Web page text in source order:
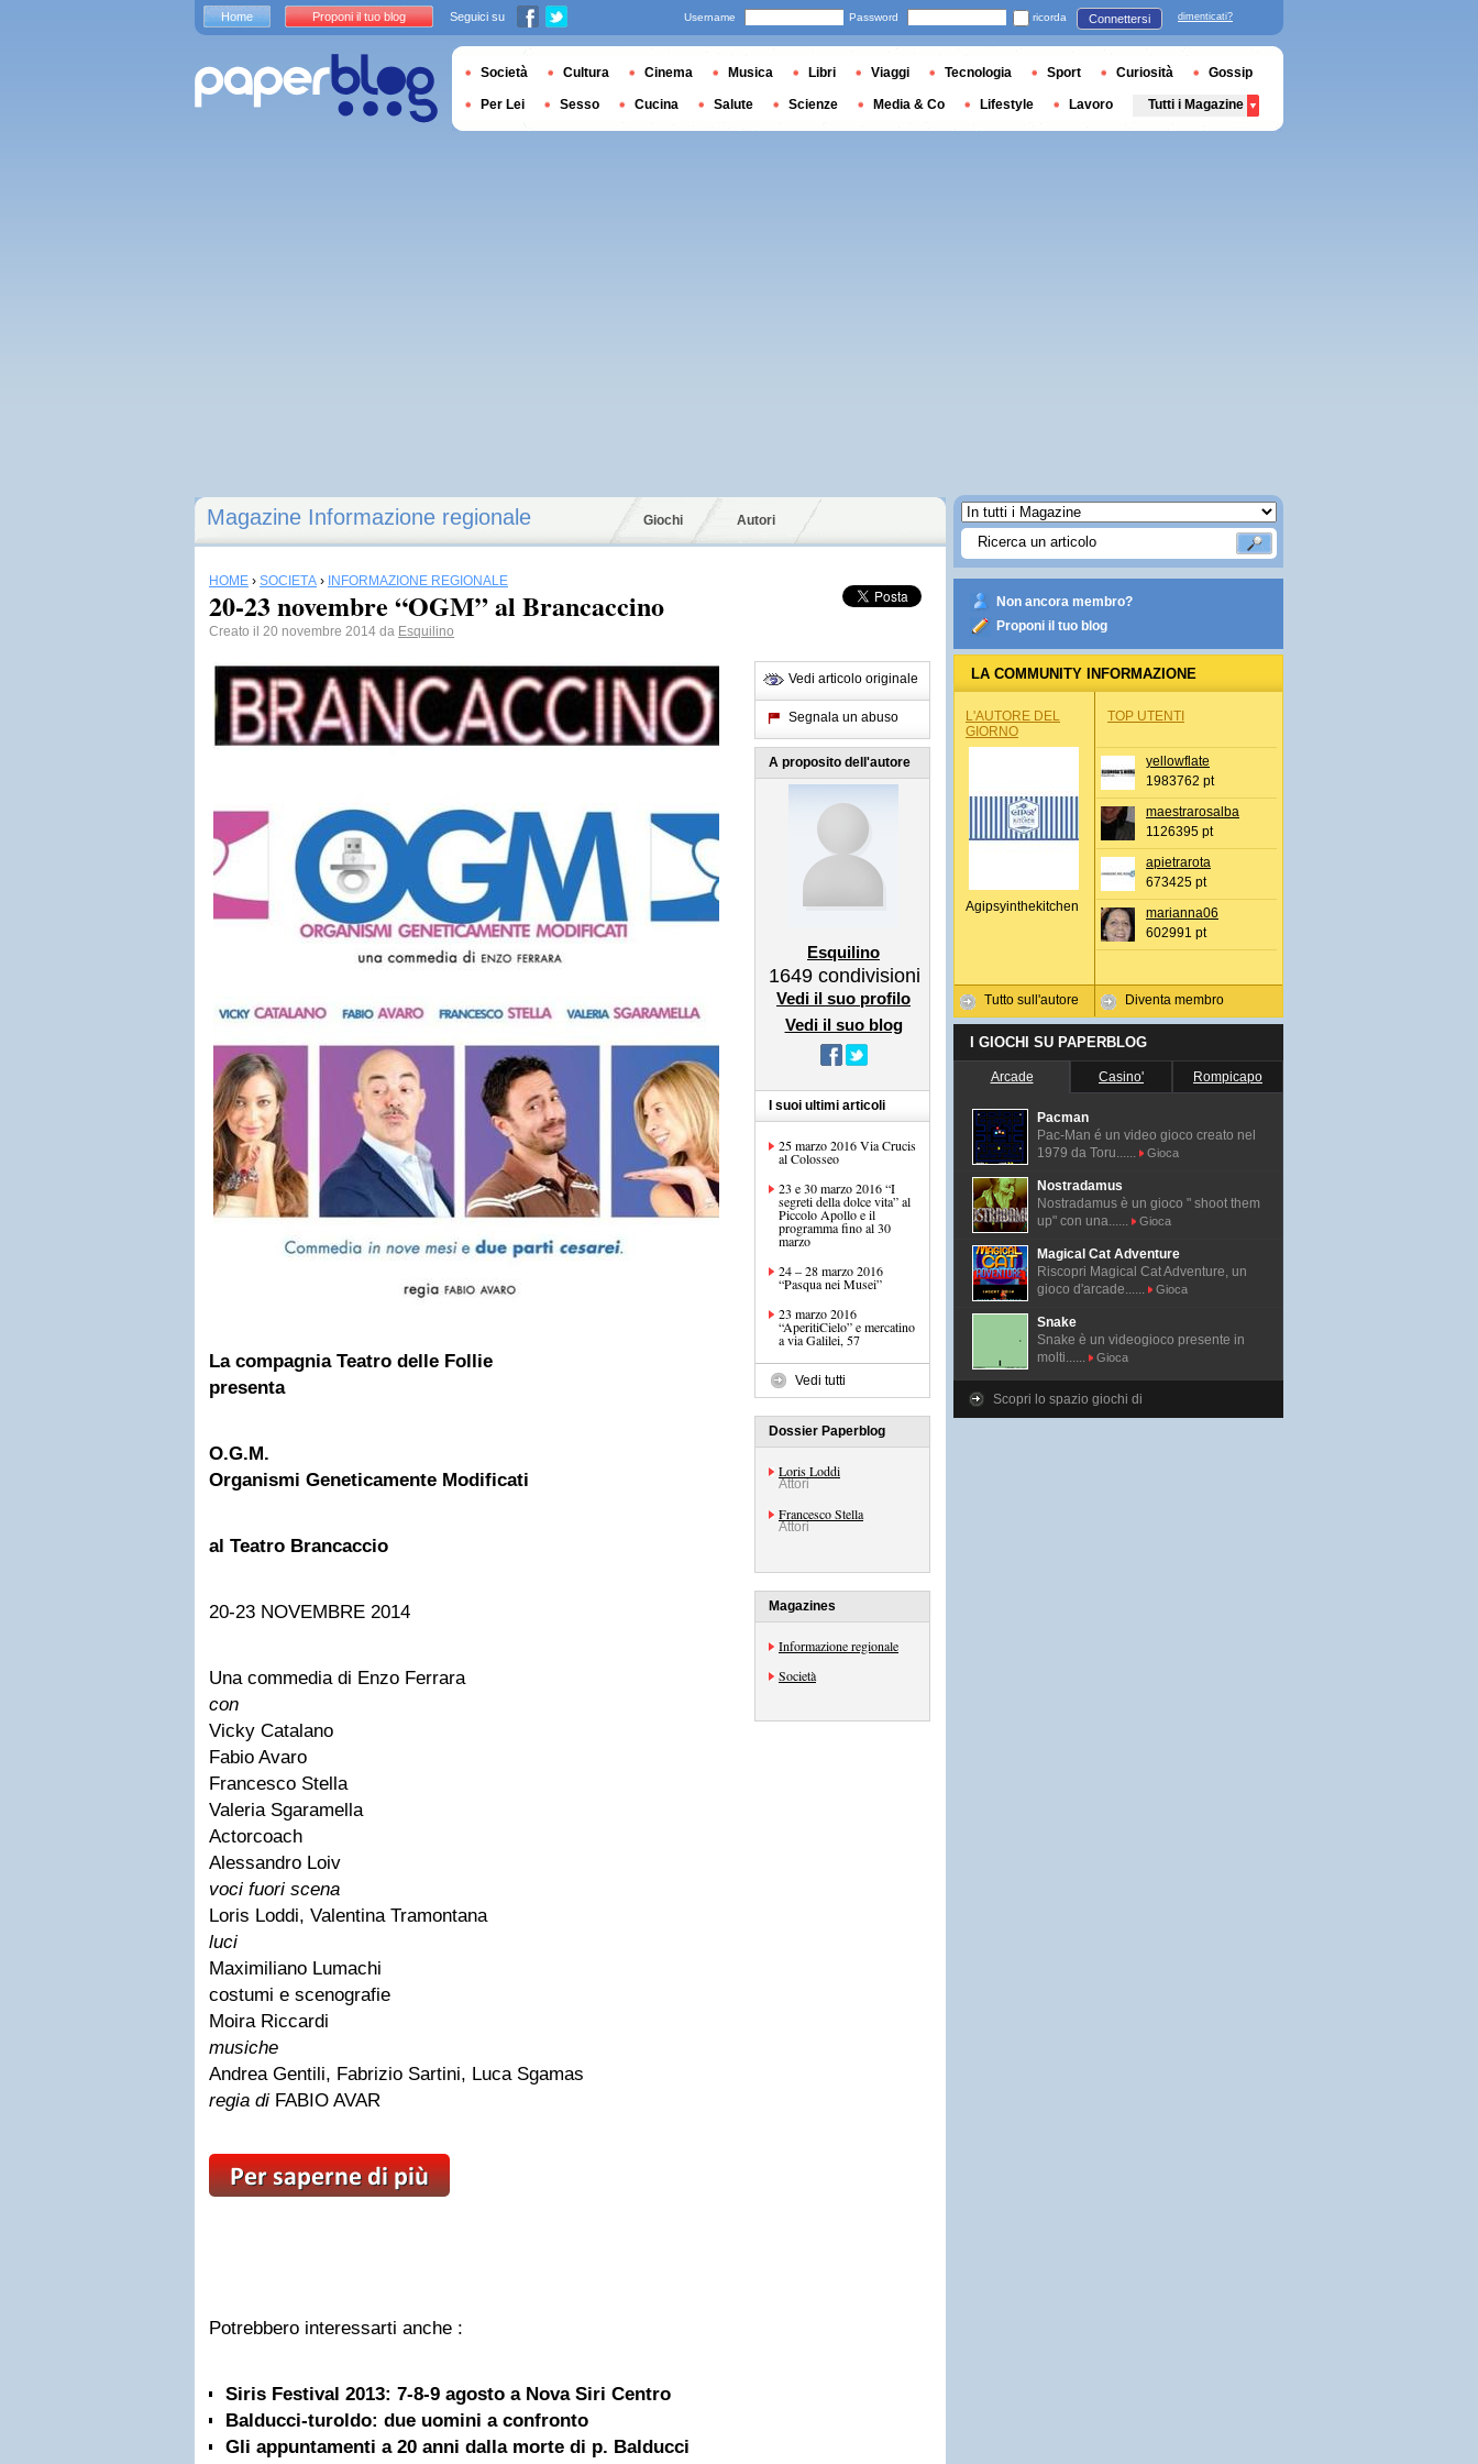
Magazine Informazione regionale Giochi Autori
HOME › SOCIETÀ › INFORMAZIONE REGIONALE
20-23 novembre “OGM” al Brancaccino
Creato il 20 novembre 2014 da Esquilino
La compagnia Teatro delle Follie
presenta
O.G.M.
Organismi Geneticamente Modificati
al Teatro Brancaccio
20-23 NOVEMBRE 2014
Una commedia di Enzo Ferrara
con
Vicky Catalano
Fabio Avaro
Francesco Stella
Valeria Sgaramella
Actorcoach
Alessandro Loiv
voci fuori scena
Loris Loddi, Valentina Tramontana
luci
Maximiliano Lumachi
costumi e scenografie
Moira Riccardi
musiche
Andrea Gentili, Fabrizio Sartini, Luca Sgamas
regia di FABIO AVAR
Potrebbero interessarti anche :
Siris Festival 2013: 7-8-9 agosto a Nova Siri Centro
Balducci-turoldo: due uomini a confronto
Gli appuntamenti a 20 anni dalla morte di p. Balducci
Vedi articolo originale
Segnala un abuso
A proposito dell'autore
Esquilino
1649 condivisioni
Vedi il suo profilo
Vedi il suo blog
I suoi ultimi articoli
25 marzo 2016 Via Crucis
al Colosseo
23 e 30 marzo 2016 “I
segreti della dolce vita” al
Piccolo Apollo e il
programma fino al 30
marzo
24 – 28 marzo 2016
“Pasqua nei Musei”
23 marzo 2016
“AperitiCielo” e mercatino
a via Galilei, 57
Vedi tutti
Dossier Paperblog
Loris Loddi
Attori
Francesco Stella
Attori
Magazines
Informazione regionale
Società
Non ancora membro?
Proponi il tuo blog
LA COMMUNITY INFORMAZIONE
REGIONALE
L'AUTORE DEL
GIORNO
Agipsyinthekitchen
Tutto sull'autore
TOP UTENTI
yellowflate
1983762 pt
maestrarosalba
1126395 pt
apietrarota
673425 pt
marianna06
602991 pt
Diventa membro
I GIOCHI SU PAPERBLOG
Arcade Casino' Rompicapo
Pacman
Pac-Man é un video gioco creato nel
1979 da Toru......
Gioca
Nostradamus
Nostradamus è un gioco " shoot them
up" con una......
Gioca
Magical Cat Adventure
Riscopri Magical Cat Adventure, un
gioco d'arcade......
Gioca
Snake
Snake è un videogioco presente in
molti......
Gioca
Scopri lo spazio giochi di
Home Proponi il tuo blog Seguici su Username Password ricorda Connettersi dimenticati?
Società Cultura Cinema Musica Libri Viaggi Tecnologia Sport Curiosità Gossip
Per Lei Sesso Cucina Salute Scienze Media & Co Lifestyle Lavoro Tutti i Magazine